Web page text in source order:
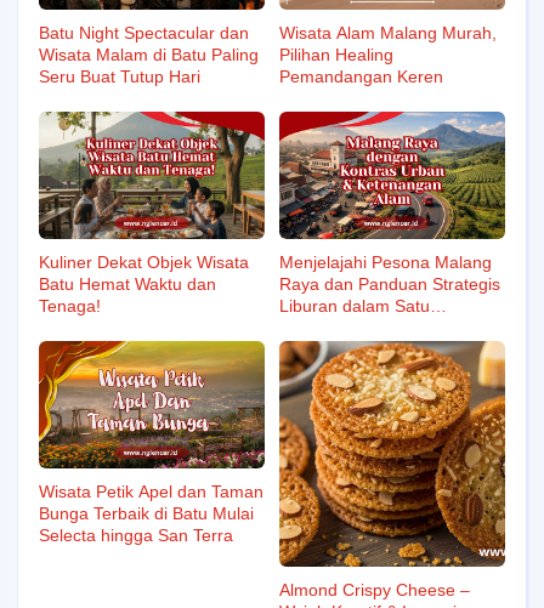
Batu Night Spectacular dan
Wisata Malam di Batu Paling
Seru Buat Tutup Hari
Wisata Alam Malang Murah,
Pilihan Healing
Pemandangan Keren
Kuliner Dekat Objek Wisata
Batu Hemat Waktu dan
Tenaga!
Menjelajahi Pesona Malang
Raya dan Panduan Strategis
Liburan dalam Satu
Wisata Petik Apel dan Taman
Bunga Terbaik di Batu Mulai
Selecta hingga San Terra
Almond Crispy Cheese –